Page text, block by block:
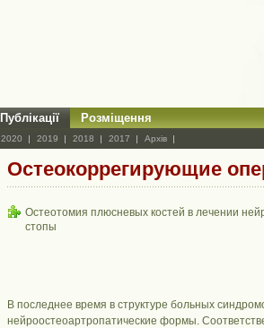
Публікації Розміщення
2020 2019 2018 2017 Архів
Остеокоррегирующие
Остеотомия плюсневых костей в лечении
стопы
В последнее время в структуре больных
нейроостеоартропатические формы.